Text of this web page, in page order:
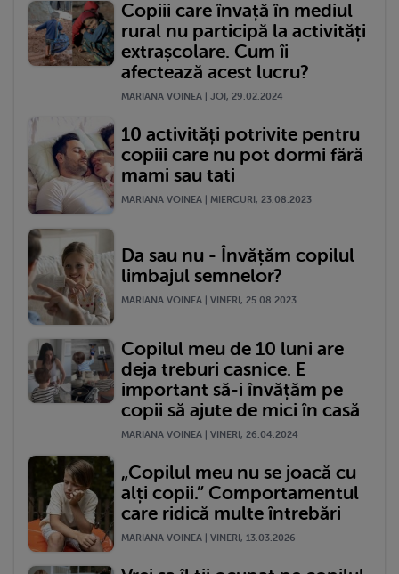
Copiii care învață în mediul
rural nu participă la activități
extrașcolare. Cum îi
afectează acest lucru?
MARIANA VOINEA | JOI, 29.02.2024
10 activități potrivite pentru
copiii care nu pot dormi fără
mami sau tati
MARIANA VOINEA | MIERCURI, 23.08.2023
Da sau nu - Învățăm copilul
limbajul semnelor?
MARIANA VOINEA | VINERI, 25.08.2023
Copilul meu de 10 luni are
deja treburi casnice. E
important să-i învățăm pe
copii să ajute de mici în casă
MARIANA VOINEA | VINERI, 26.04.2024
„Copilul meu nu se joacă cu
alți copii.” Comportamentul
care ridică multe întrebări
MARIANA VOINEA | VINERI, 13.03.2026